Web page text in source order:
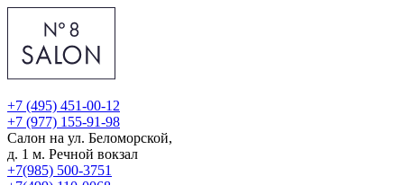
+7 (495) 451-00-12
+7 (977) 155-91-98
Салон на ул. Беломорской,
д. 1 м. Речной вокзал
+7(985) 500-3751